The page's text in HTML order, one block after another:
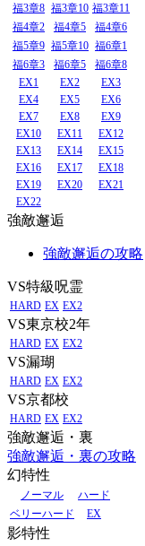
福3章8 福3章10 福3章11
福4章2
福4章5
福4章6
福5章9 福5章10 福6章1
福6章3
福6章5
福6章8
EX1
EX2
EX3
EX4
EX5
EX6
EX7
EX8
EX9
EX10
EX11
EX12
EX13
EX14
EX15
EX16
EX17
EX18
EX19
EX20
EX21
EX22
強敵邂逅
強敵邂逅の攻略
VS特級呪霊
HARD EX EX2
VS東京校2年
HARD EX EX2
VS漏瑚
HARD EX EX2
VS京都校
HARD EX EX2
強敵邂逅・裏
強敵邂逅・裏の攻略
幻特性
ノーマル
ハード
ベリーハード
EX
影特性